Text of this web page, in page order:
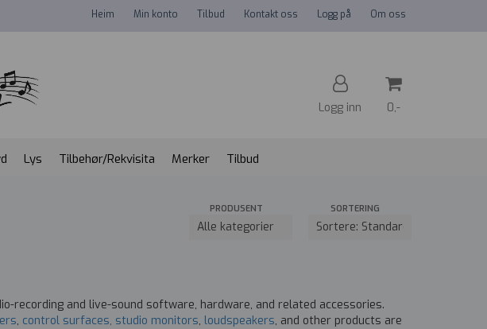
Heim Min konto Tilbud Kontakt oss Logg på Om oss
Logg inn 0,-
Lys Tilbehør/Rekvisita Merker Tilbud
PRODUSENT SORTERING
recording and live-sound software, hardware, and related accessories.
, control surfaces, studio monitors, loudspeakers, and other products are
Trykk ENTER for å søke